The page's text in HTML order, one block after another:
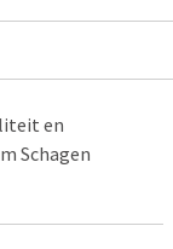
en
Schagen